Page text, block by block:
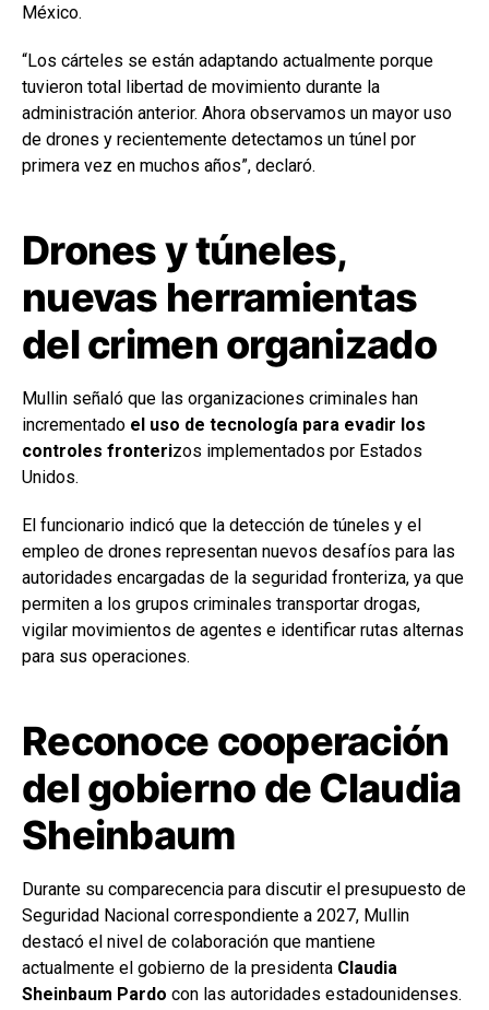
México.
“Los cárteles se están adaptando actualmente porque
tuvieron total libertad de movimiento durante la
administración anterior. Ahora observamos un mayor uso
de drones y recientemente detectamos un túnel por
primera vez en muchos años”, declaró.
Drones y túneles,
nuevas herramientas
del crimen organizado
Mullin señaló que las organizaciones criminales han
incrementado el uso de tecnología para evadir los
controles fronterizos implementados por Estados
Unidos.
El funcionario indicó que la detección de túneles y el
empleo de drones representan nuevos desafíos para las
autoridades encargadas de la seguridad fronteriza, ya que
permiten a los grupos criminales transportar drogas,
vigilar movimientos de agentes e identificar rutas alternas
para sus operaciones.
Reconoce cooperación
del gobierno de Claudia
Sheinbaum
Durante su comparecencia para discutir el presupuesto de
Seguridad Nacional correspondiente a 2027, Mullin
destacó el nivel de colaboración que mantiene
actualmente el gobierno de la presidenta Claudia
Sheinbaum Pardo con las autoridades estadounidenses.